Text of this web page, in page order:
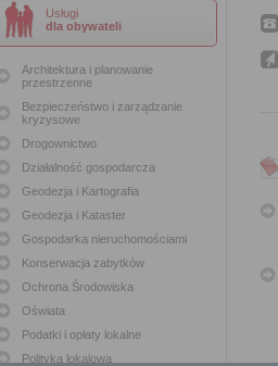
Usługi
dla obywateli
Architektura i planowanie
przestrzenne
Bezpieczeństwo i zarządzanie
kryzysowe
Drogownictwo
Działalność gospodarcza
Geodezja i Kartografia
Geodezja i Kataster
Gospodarka nieruchomościami
Konserwacja zabytków
Ochrona Środowiska
Oświata
Podatki i opłaty lokalne
Polityka lokalowa